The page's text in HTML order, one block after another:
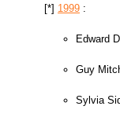
[*] 1999 :
Edward
Guy
Sylvia